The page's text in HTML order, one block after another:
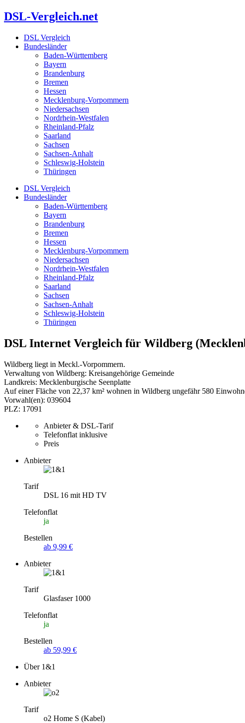
Zum
Inhalt
DSL-Vergleich.net
DSL Vergleich
Bundesländer
Baden-Württemberg
Bayern
Brandenburg
Bremen
Hessen
Mecklenburg-Vorpommern
Niedersachsen
Nordrhein-Westfalen
Rheinland-Pfalz
Saarland
Sachsen
Sachsen-Anhalt
Schleswig-Holstein
Thüringen
DSL Vergleich
Bundesländer
Baden-Württemberg
Bayern
Brandenburg
Bremen
Hessen
Mecklenburg-Vorpommern
Niedersachsen
Nordrhein-Westfalen
Rheinland-Pfalz
Saarland
Sachsen
Sachsen-Anhalt
Schleswig-Holstein
Thüringen
DSL Internet Vergleich für Wildberg
Wildberg liegt in Meckl.-Vorpommern.
Verwaltung von Wildberg: Kreisangehörige Gemeinde
Landkreis: Mecklenburgische Seenplatte
Auf einer Fläche von 22,37 km² wohnen in Wildberg ungefähr 580
Vorwahl(en): 039604
PLZ: 17091
Anbieter & DSL-Tarif
Telefonflat inklusive
Preis
Anbieter
Tarif
DSL 16 mit HD TV
Telefonflat
ja
Bestellen
ab 9,99 €
Anbieter
Tarif
Glasfaser 1000
Telefonflat
ja
Bestellen
ab 59,99 €
Über 1&1
Anbieter
Tarif
o2 Home S (Kabel)